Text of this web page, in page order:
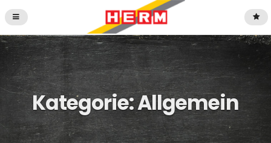
Kategorie: Allgemein